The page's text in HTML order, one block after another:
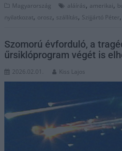
Magyarország aláírás, amerikai,
nyilatkozat, orosz, szállítás, Szijjártó Péter,
Szomorú évforduló, a
űrsiklóprogram végét is
2026.02.01. Kiss Lajos